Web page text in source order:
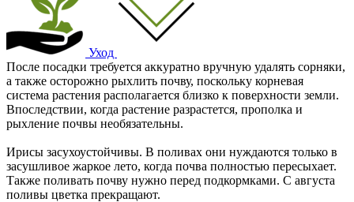
Уход
После посадки требуется аккуратно вручную удалять сорняки,
а также осторожно рыхлить почву, поскольку корневая
система растения располагается близко к поверхности земли.
Впоследствии, когда растение разрастется, прополка и
рыхление почвы необязательны.
Ирисы засухоустойчивы. В поливах они нуждаются только в
засушливое жаркое лето, когда почва полностью пересыхает.
Также поливать почву нужно перед подкормками. С августа
поливы цветка прекращают.